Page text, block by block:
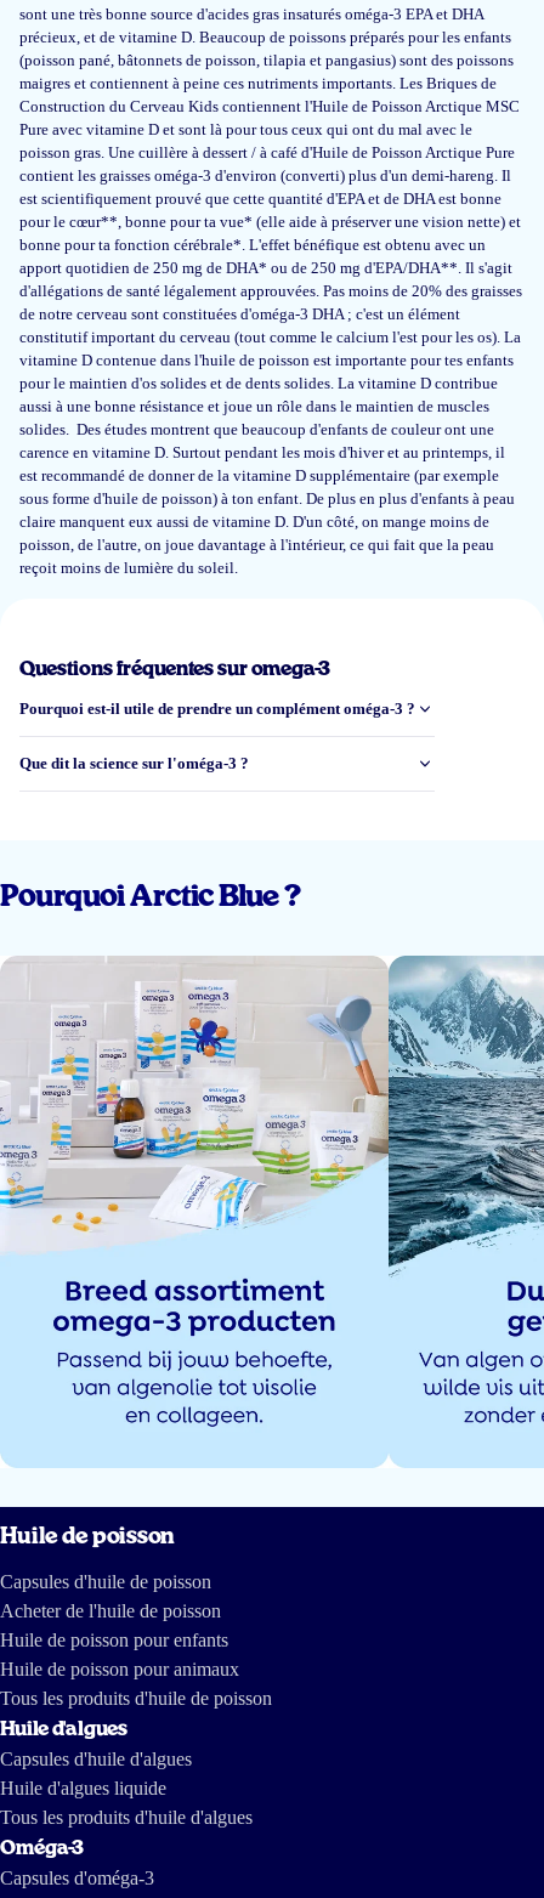
Ik gebruik de Visolie Kids DHA en EPA met vitamine D3 nu een paar
weken voor mijn kinderen, en ik ben zeer tevreden over de kwaliteit van
het product. De smaak is verrassend mild en goed te verdragen, wat een
groot pluspunt is omdat mijn kinderen vaak kieskeurig zijn met
supplementen.
Edwin
27 janv 2025
Fijn product. Mijn dochter van 1 jaar moest enkele dagen wennen aan de
smaak maar neemt het nu zonder problemen in.
Sharon Nijkamp
30 déc 2024
Not good quality..
Dzheylyan Mehmed
Mijn kindje vindt het heel lekker, maar moet toch echt wel boeren daarna.
Soms zelfs nog met naar bed gaan, terwijl ze het voor het avondeten krijgt.
Roxanne
jong is voor de gummies. Het is een lastige eter maar dit gaat er niet van
harte in. Nog even volhouden tot ze de gummies mag want het is een
producten hun prijs echt waard. Kortom, echt een aanrader!
A. van der Vlies
7 sept 2024
Geweldig product! Naar lang op zoek te zijn geweest naar een goede
omega 3 die ook nog eens lekker smaakt voor mijn dochtertje van bijna 2,
kwam ik deze tegen en ben er echt tevreden over! Zij vind het ook
hartstikke lekker waardoor ik het niet met geweld in haar mond hoef te
doen. Ludo, bedankt voor het uitvinden van deze geweldige artikel!
Burcu Kalkan
8 juil 2024
Helaas de kinderen vinden het echt niet lekker en de hoeveelheid
(dosering) en daarbij de smaak is zo overheersend dat je het niet stiekem
Klant
Mijn dochter neemt deze visolie met gemak in. Ze heeft geen nare
vissmaak maar een zachte sinaasappelsmaak
kim
Fijne smaak en goede levering
Dr
sont une très bonne source d'acides gras insaturés oméga-3 EPA et DHA
précieux, et de vitamine D. Beaucoup de poissons préparés pour les enfants
(poisson pané, bâtonnets de poisson, tilapia et pangasius) sont des poissons
maigres et contiennent à peine ces nutriments importants. Les Briques de
Construction du Cerveau Kids contiennent l'Huile de Poisson Arctique MSC
Pure avec vitamine D et sont là pour tous ceux qui ont du mal avec le
poisson gras. Une cuillère à dessert / à café d'Huile de Poisson Arctique Pure
contient les graisses oméga-3 d'environ (converti) plus d'un demi-hareng. Il
est scientifiquement prouvé que cette quantité d'EPA et de DHA est bonne
pour le cœur**, bonne pour ta vue* (elle aide à préserver une vision nette) et
bonne pour ta fonction cérébrale*. L'effet bénéfique est obtenu avec un
apport quotidien de 250 mg de DHA* ou de 250 mg d'EPA/DHA**. Il s'agit
d'allégations de santé légalement approuvées. Pas moins de 20% des graisses
de notre cerveau sont constituées d'oméga-3 DHA ; c'est un élément
constitutif important du cerveau (tout comme le calcium l'est pour les os). La
vitamine D contenue dans l'huile de poisson est importante pour tes enfants
pour le maintien d'os solides et de dents solides. La vitamine D contribue
aussi à une bonne résistance et joue un rôle dans le maintien de muscles
solides. Des études montrent que beaucoup d'enfants de couleur ont une
carence en vitamine D. Surtout pendant les mois d'hiver et au printemps, il
est recommandé de donner de la vitamine D supplémentaire (par exemple
sous forme d'huile de poisson) à ton enfant. De plus en plus d'enfants à peau
claire manquent eux aussi de vitamine D. D'un côté, on mange moins de
poisson, de l'autre, on joue davantage à l'intérieur, ce qui fait que la peau
reçoit moins de lumière du soleil.
Questions fréquentes sur omega-3
Pourquoi est-il utile de prendre un complément oméga-3 ?
Que dit la science sur l'oméga-3 ?
Pourquoi Arctic Blue ?
Huile de poisson
Capsules d'huile de poisson
Acheter de l'huile de poisson
Huile de poisson pour enfants
Huile de poisson pour animaux
Tous les produits d'huile de poisson
Huile d'algues
Capsules d'huile d'algues
Huile d'algues liquide
Tous les produits d'huile d'algues
Oméga-3
Capsules d'oméga-3